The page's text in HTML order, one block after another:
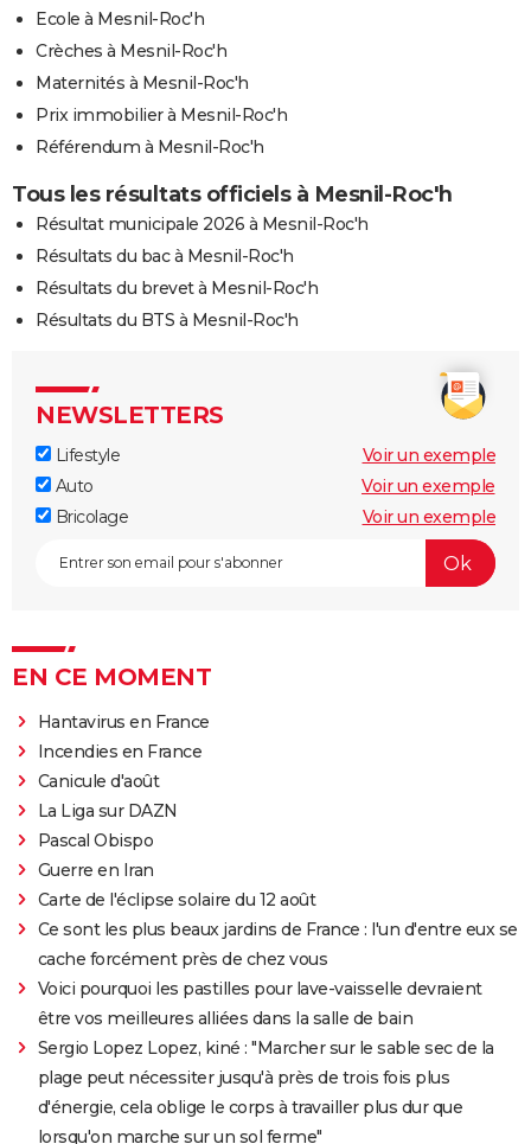
Ecole à Mesnil-Roc'h
Crèches à Mesnil-Roc'h
Maternités à Mesnil-Roc'h
Prix immobilier à Mesnil-Roc'h
Référendum à Mesnil-Roc'h
Tous les résultats officiels à Mesnil-Roc'h
Résultat municipale 2026 à Mesnil-Roc'h
Résultats du bac à Mesnil-Roc'h
Résultats du brevet à Mesnil-Roc'h
Résultats du BTS à Mesnil-Roc'h
NEWSLETTERS
Lifestyle
Voir un exemple
Auto
Voir un exemple
Bricolage
Voir un exemple
EN CE MOMENT
Hantavirus en France
Incendies en France
Canicule d'août
La Liga sur DAZN
Pascal Obispo
Guerre en Iran
Carte de l'éclipse solaire du 12 août
Ce sont les plus beaux jardins de France : l'un d'entre eux se
cache forcément près de chez vous
Voici pourquoi les pastilles pour lave-vaisselle devraient
être vos meilleures alliées dans la salle de bain
Sergio Lopez Lopez, kiné : "Marcher sur le sable sec de la
plage peut nécessiter jusqu'à près de trois fois plus
d'énergie, cela oblige le corps à travailler plus dur que
lorsqu'on marche sur un sol ferme"